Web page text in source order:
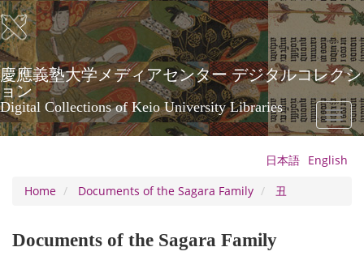
Skip
to
main
content
慶應義塾大学メディアセンター デジタルコレクシ
ョン
Digital Collections of Keio University Libraries
Toggle
日本語 English
Home
Documents of the Sagara Family 丑
Documents of the Sagara Family